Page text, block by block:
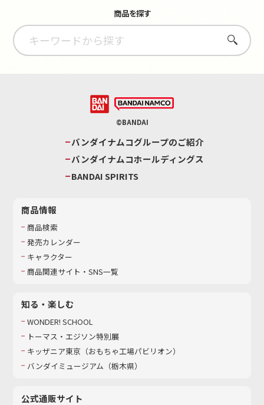
商品を探す
さがす
©BANDAI
バンダイナムコグループのご紹介
バンダイナムコホールディングス
BANDAI SPIRITS
商品情報
商品検索
発売カレンダー
キャラクター
商品関連サイト・SNS一覧
知る・楽しむ
WONDER! SCHOOL
トーマス・エジソン特別展
キッザニア東京（おもちゃ工場パビリオン）​
バンダイミュージアム（栃木県）
公式通販サイト